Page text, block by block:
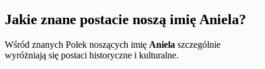
Jakie znane postacie noszą imię Aniela?
Wśród znanych Polek noszących imię Aniela szczególnie
wyróżniają się postaci historyczne i kulturalne.